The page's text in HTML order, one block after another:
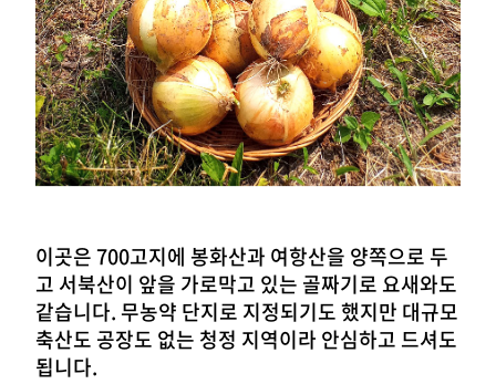
이곳은 700고지에 봉화산과 여항산을 양쪽으로 두
고 서북산이 앞을 가로막고 있는 골짜기로 요새와도
같습니다.무농약 단지로 지정되기도 했지만 대규모
축산도 공장도 없는 청정 지역이라 안심하고 드셔도
됩니다.